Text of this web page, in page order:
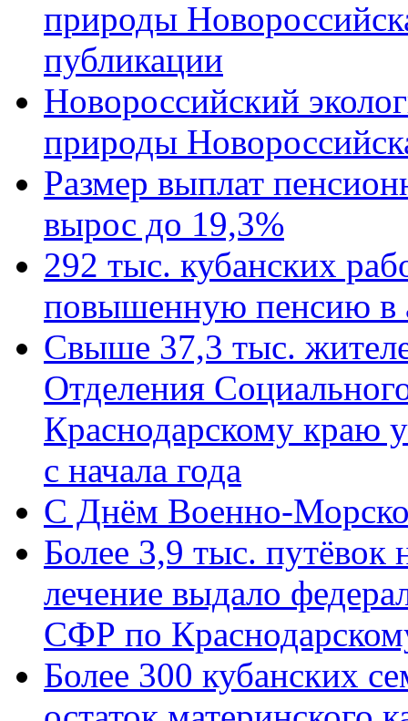
природы
публикации
Новороссийский
природы
Размер выплат
вырос до 19,3%
292 тыс. кубанских
повышенную пенсию в
Свыше 37,3 тыс.
Отделения
Краснодарскому краю
с начала года
C Днём Военно-
Более 3,9 тыс. путёвок
лечение выдало
СФР по
Более 300 кубанских